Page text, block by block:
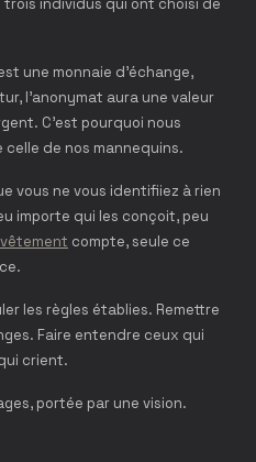
individus qui ont choisi de
une monnaie d'échange,
l'anonymat aura une valeur
C'est pourquoi nous
de nos mannequins.
vous ne vous identifiiez à rien
importe qui les conçoit, peu
vêtement compte, seule ce
les règles établies. Remettre
Faire entendre ceux qui
crient.
portée par une vision.